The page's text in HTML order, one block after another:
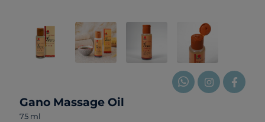
Gano Massage Oil
75 ml